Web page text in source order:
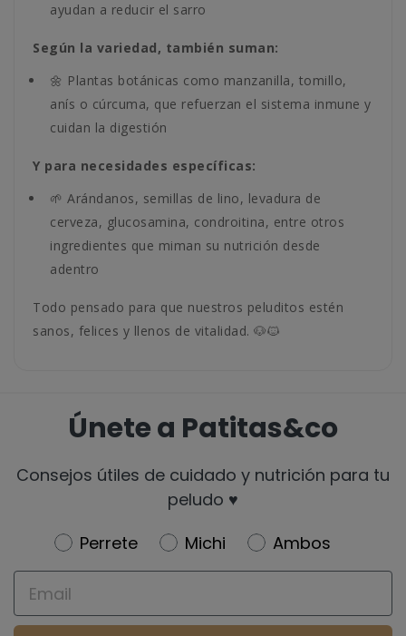
ayudan a reducir el sarro
Según la variedad, también suman:
🌼 Plantas botánicas como manzanilla, tomillo,
anís o cúrcuma, que refuerzan el sistema inmune y
cuidan la digestión
Y para necesidades específicas:
🌱 Arándanos, semillas de lino, levadura de
cerveza, glucosamina, condroitina, entre otros
ingredientes que miman su nutrición desde
adentro
Todo pensado para que nuestros peluditos estén
sanos, felices y llenos de vitalidad. 🐶🐱
Únete a Patitas&co
Consejos útiles de cuidado y nutrición para tu
peludo ♥️
Newsletter
Perrete Michi
Ambos
Email